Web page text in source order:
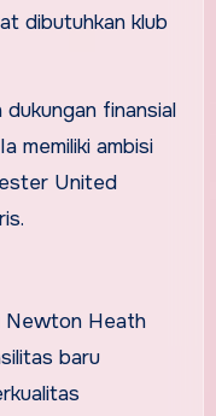
dibutuhkan klub
finansial
memiliki ambisi
United
Newton Heath
baru